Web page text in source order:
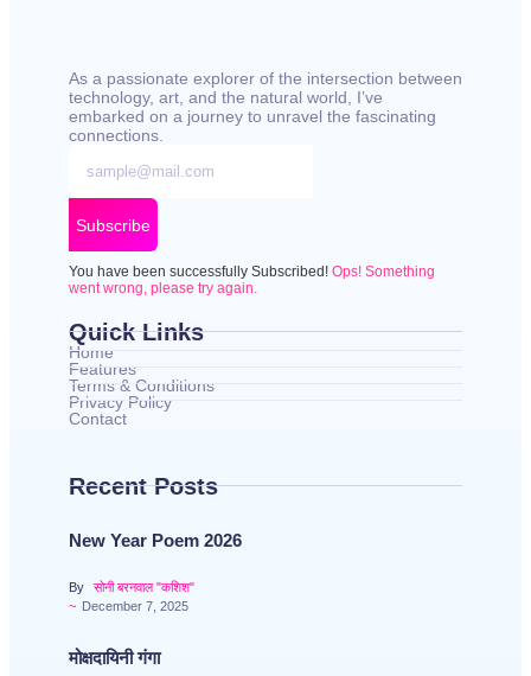
As a passionate explorer of the intersection between
technology, art, and the natural world, I’ve
embarked on a journey to unravel the fascinating
connections.
Subscribe
You have been successfully Subscribed! Ops! Something
went wrong, please try again.
Quick Links
Home
Features
Terms & Conditions
Privacy Policy
Contact
Recent Posts
New Year Poem 2026
By
सोनी बरनवाल "कशिश"
~ December 7, 2025
मोक्षदायिनी गंगा